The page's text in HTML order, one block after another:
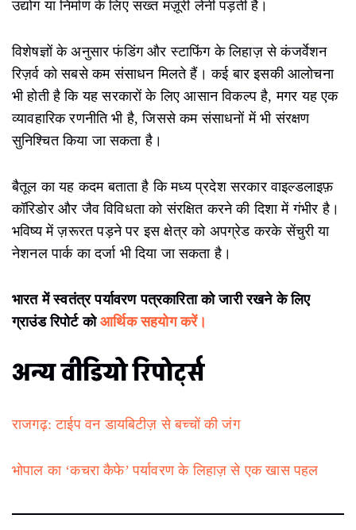
उद्योग या निर्माण के लिए सख्त मंज़ूरी लेनी पड़ती है।
विशेषज्ञों के अनुसार फंडिंग और स्टाफिंग के लिहाज़ से कंजर्वेशन
रिज़र्व को सबसे कम संसाधन मिलते हैं। कई बार इसकी आलोचना
भी होती है कि यह सरकारों के लिए आसान विकल्प है, मगर यह एक
व्यावहारिक रणनीति भी है, जिससे कम संसाधनों में भी संरक्षण
सुनिश्चित किया जा सकता है।
बैतूल का यह कदम बताता है कि मध्य प्रदेश सरकार वाइल्डलाइफ़
कॉरिडोर और जैव विविधता को संरक्षित करने की दिशा में गंभीर है।
भविष्य में ज़रूरत पड़ने पर इस क्षेत्र को अपग्रेड करके सेंचुरी या
नेशनल पार्क का दर्जा भी दिया जा सकता है।
भारत में स्वतंत्र पर्यावरण पत्रकारिता को जारी रखने के लिए
ग्राउंड रिपोर्ट कोआर्थिक सहयोग करें।
अन्य वीडियो रिपोर्ट्स
राजगढ़: टाईप वन डायबिटीज़ से बच्चों की जंग
भोपाल का ‘कचरा कैफे’ पर्यावरण के लिहाज़ से एक खास पहल